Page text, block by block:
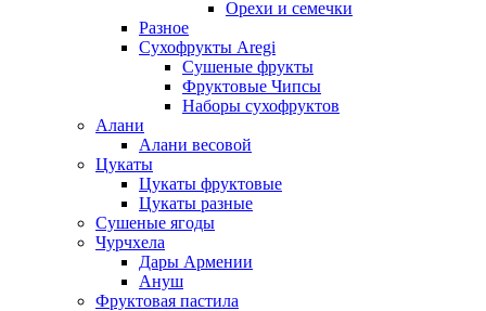
Орехи и семечки
Разное
Сухофрукты Aregi
Сушеные фрукты
Фруктовые Чипсы
Наборы сухофруктов
Алани
Алани весовой
Цукаты
Цукаты фруктовые
Цукаты разные
Сушеные ягоды
Чурчхела
Дары Армении
Ануш
Фруктовая пастила